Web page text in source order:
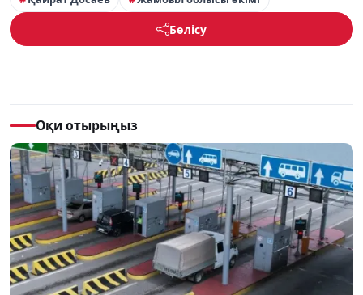
Бөлісу
Оқи отырыңыз